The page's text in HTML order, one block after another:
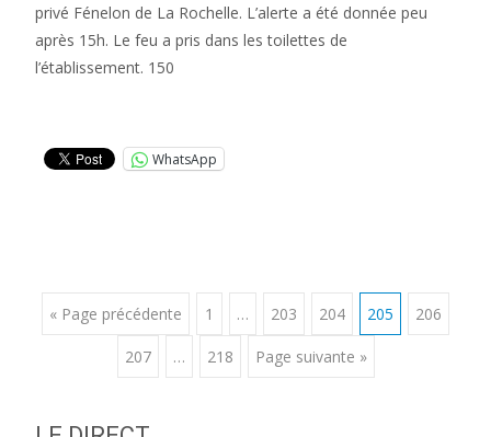
privé Fénelon de La Rochelle. L’alerte a été donnée peu
après 15h. Le feu a pris dans les toilettes de
l’établissement. 150
WhatsApp
Posts
navigation
« Page précédente 1 … 203 204 205 206
207 … 218 Page suivante »